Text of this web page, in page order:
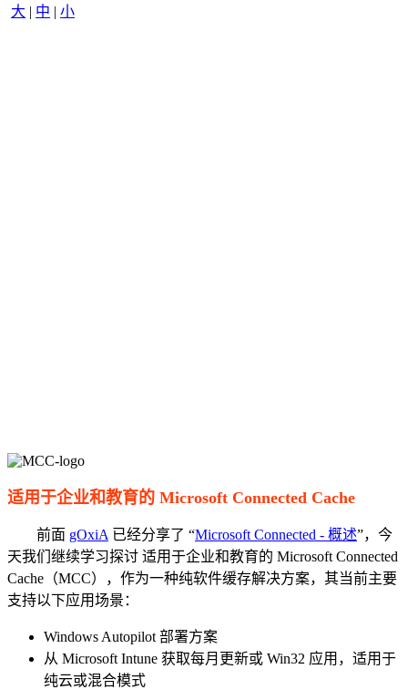
大 | 中 | 小
适用于企业和教育的 Microsoft Connected Cache
前面 gOxiA已经分享了 “Microsoft Connected - 概述”，今
天我们继续学习探讨 适用于企业和教育的 Microsoft Connected
Cache（MCC），作为一种纯软件缓存解决方案，其当前主要
支持以下应用场景：
Windows Autopilot 部署方案
从 Microsoft Intune 获取每月更新或 Win32 应用，适用于
纯云或混合模式